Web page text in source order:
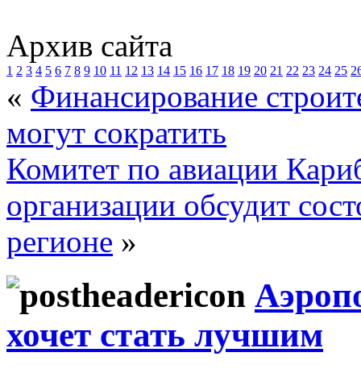
Архив сайта
1 2 3 4 5 6 7 8 9 10 11 12 13 14 15 16 17 18 19 20 21 22 23 24 25
« Финансирование
могут сократить
Комитет по авиации
организации обсудит
регионе »
хочет стать лучшим